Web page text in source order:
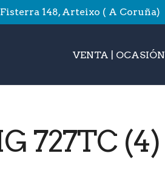
148, Arteixo ( A Coruña)
VENTA | OCASIÓN
727TC (4)